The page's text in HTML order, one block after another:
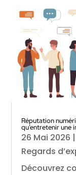
Réputation
qu’entretenir une
26 Mai 2026 |
Regards
Découvrez